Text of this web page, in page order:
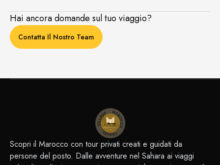
Hai ancora domande sul tuo viaggio?
Contatta Il Nostro Team
Scopri il Marocco con tour privati creati e guidati da
persone del posto. Dalle avventure nel Sahara ai viaggi